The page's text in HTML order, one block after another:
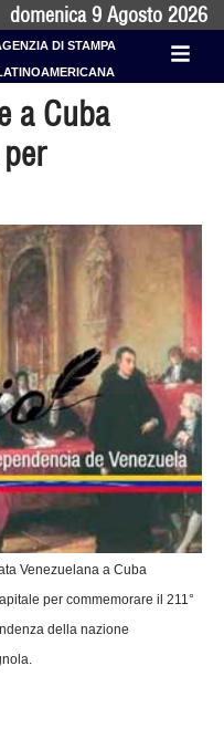
domenica 9 Agosto 2026
DI STAMPA
a Cuba
Venezuelana a Cuba
per commemorare il 211°
della nazione